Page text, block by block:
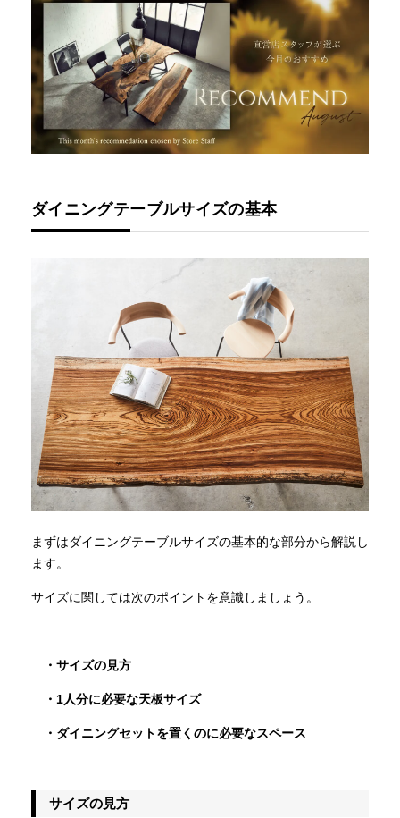
ダイニングテーブルサイズの基本
まずはダイニングテーブルサイズの基本的な部分から解説し
ます。
サイズに関しては次のポイントを意識しましょう。
・サイズの見方
・1人分に必要な天板サイズ
・ダイニングセットを置くのに必要なスペース
サイズの見方